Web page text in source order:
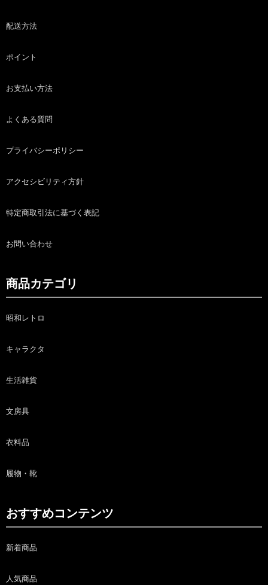
配送方法
ポイント
お支払い方法
よくある質問
プライバシーポリシー
アクセシビリティ方針
特定商取引法に基づく表記
お問い合わせ
商品カテゴリ
昭和レトロ
キャラクタ
生活雑貨
文房具
衣料品
履物・靴
おすすめコンテンツ
新着商品
人気商品